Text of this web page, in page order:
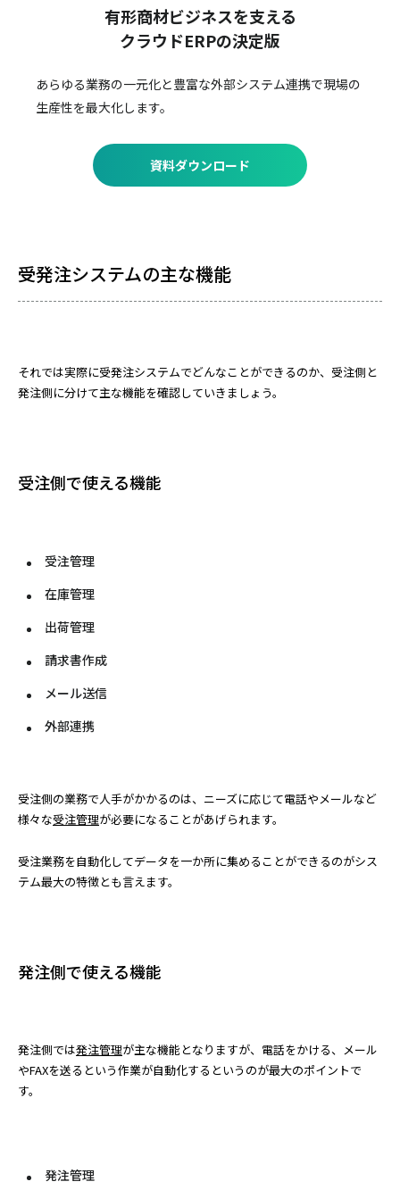
有形商材ビジネスを支える
クラウドERPの決定版
あらゆる業務の一元化と豊富な外部システム連携で現場の
生産性を最大化します。
資料ダウンロード
受発注システムの主な機能
それでは実際に受発注システムでどんなことができるのか、受注側と
発注側に分けて主な機能を確認していきましょう。
受注側で使える機能
受注管理
在庫管理
出荷管理
請求書作成
メール送信
外部連携
受注側の業務で人手がかかるのは、ニーズに応じて電話やメールなど
様々な受注管理が必要になることがあげられます。
受注業務を自動化してデータを一か所に集めることができるのがシス
テム最大の特徴とも言えます。
発注側で使える機能
発注側では発注管理が主な機能となりますが、電話をかける、メール
やFAXを送るという作業が自動化するというのが最大のポイントで
す。
発注管理